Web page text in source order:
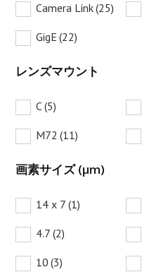
Camera Link(25)
GigE (22)
レンズマウント
C(5)
M72 (11)
画素サイズ (µm)
14 x 7 (1)
4.7 (2)
10 (3)